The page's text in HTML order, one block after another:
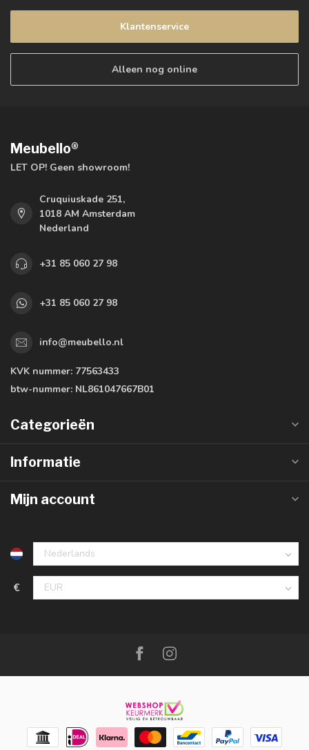
Klantenservice
Alleen nog online
Meubello®
LET OP! Geen showroom!
Cruquiuskade 251,
1018 AM Amsterdam
Nederland
+31 85 060 27 98
+31 85 060 27 98
info@meubello.nl
KVK nummer: 77563433
btw-nummer: NL861047667B01
Categorieën
Informatie
Mijn account
€